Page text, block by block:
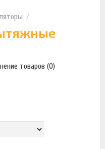
товаров (0)